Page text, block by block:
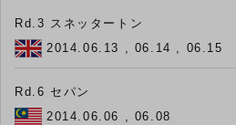
Rd.3 スネッタートン
2014.06.13 , 06.14 , 06.15
Rd.6 セパン
2014.06.06 , 06.08